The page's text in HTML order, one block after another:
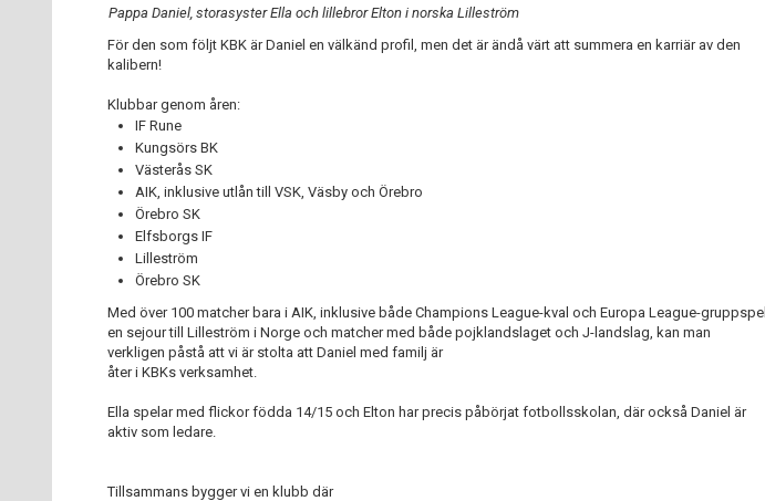
Pappa Daniel, storasyster Ella och lillebror Elton i norska Lilleström
För den som följt KBK är Daniel en välkänd profil, men det är ändå värt att summera en karriär av den
kalibern!
Klubbar genom åren:
IF Rune
Kungsörs BK
Västerås SK
AIK, inklusive utlån till VSK, Väsby och Örebro
Örebro SK
Elfsborgs IF
Lilleström
Örebro SK
Med över 100 matcher bara i AIK, inklusive både Champions League-kval och Europa League-gruppspel,
en sejour till Lilleström i Norge och matcher med både pojklandslaget och J-landslag, kan man
verkligen påstå att vi är stolta att Daniel med familj är
åter i KBKs verksamhet.
Ella spelar med flickor födda 14/15 och Elton har precis påbörjat fotbollsskolan, där också Daniel är
aktiv som ledare.
Tillsammans bygger vi en klubb där